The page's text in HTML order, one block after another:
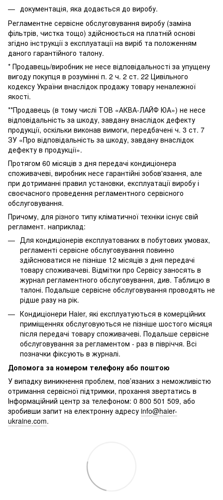
документація, яка додається до виробу.
Регламентне сервісне обслуговування виробу (заміна
фільтрів, чистка тощо) здійснюється на платній основі
згідно інструкції з експлуатації на виріб та положенням
даного гарантійного талону.
* Продавець/виробник не несе відповідальності за упущену
вигоду покупця в розумінні п. 2 ч. 2 ст. 22 Цивільного
кодексу України внаслідок продажу товару неналежної
якості.
**Продавець (в тому числі ТОВ «АКВА-ЛАЙФ ЮА») не несе
відповідальність за шкоду, завдану внаслідок дефекту
продукції, оскільки виконав вимоги, передбачені ч. 3 ст. 7
ЗУ «Про відповідальність за шкоду, завдану внаслідок
дефекту в продукції».
Протягом 60 місяців з дня передачі кондиціонера
споживачеві, виробник несе гарантійні зобов'язання, але
при дотриманні правил установки, експлуатації виробу і
своєчасного проведення регламентного сервісного
обслуговування.
Причому, для різного типу кліматичної техніки існує свій
регламент. наприклад:
Для кондиціонерів експлуатованих в побутових умовах,
регламенті сервісне обслуговування повинно
здійснюватися не пізніше 12 місяців з дня передачі
товару споживачеві. Відмітки про Сервісу заносять в
журнал регламентного обслуговування, див. Таблицю в
талоні. Подальше сервісне обслуговування проводять не
рідше разу на рік.
Кондиціонери Haier, які експлуатуються в комерційних
приміщеннях обслуговуються не пізніше шостого місяця
після передачі товару споживачеві. Подальше сервісне
обслуговування за регламентом - раз в півріччя. Всі
позначки фіксують в журналі.
Допомога за номером телефону або поштою
У випадку виникнення проблем, пов’язаних з неможливістю
отримання сервісної підтримки, прохання звертатись в
Інформаційний центр за телефоном: 0 800 501 509, або
зробивши запит на електронну адресу info@haier-
ukraine.com.